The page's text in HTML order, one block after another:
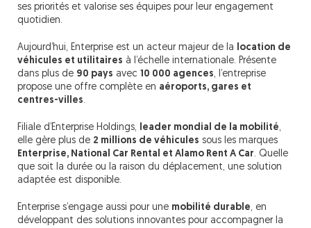
ses priorités et valorise ses équipes pour leur engagement
quotidien.
Aujourd’hui, Enterprise est un acteur majeur de la location de
véhicules et utilitaires à l’échelle internationale. Présente
dans plus de 90 pays avec 10 000 agences, l’entreprise
propose une offre complète en aéroports, gares et
centres-villes.
Filiale d’Enterprise Holdings, leader mondial de la mobilité,
elle gère plus de 2 millions de véhicules sous les marques
Enterprise, National Car Rental et Alamo Rent A Car. Quelle
que soit la durée ou la raison du déplacement, une solution
adaptée est disponible.
Enterprise s’engage aussi pour une mobilité durable, en
développant des solutions innovantes pour accompagner la